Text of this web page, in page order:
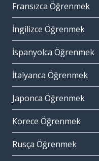
Fransızca Öğrenmek
İngilizce Öğrenmek
İspanyolca Öğrenmek
İtalyanca Öğrenmek
Japonca Öğrenmek
Korece Öğrenmek
Rusça Öğrenmek